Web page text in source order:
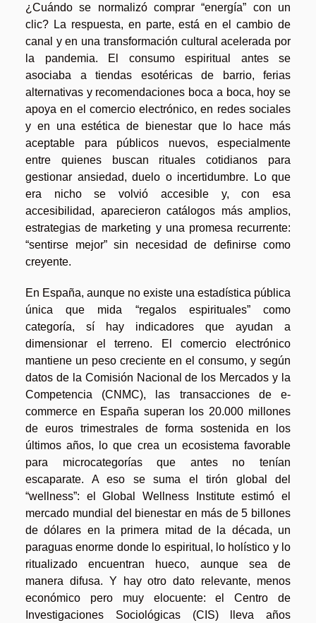
¿Cuándo se normalizó comprar “energía” con un
clic? La respuesta, en parte, está en el cambio de
canal y en una transformación cultural acelerada por
la pandemia. El consumo espiritual antes se
asociaba a tiendas esotéricas de barrio, ferias
alternativas y recomendaciones boca a boca, hoy se
apoya en el comercio electrónico, en redes sociales
y en una estética de bienestar que lo hace más
aceptable para públicos nuevos, especialmente
entre quienes buscan rituales cotidianos para
gestionar ansiedad, duelo o incertidumbre. Lo que
era nicho se volvió accesible y, con esa
accesibilidad, aparecieron catálogos más amplios,
estrategias de marketing y una promesa recurrente:
“sentirse mejor” sin necesidad de definirse como
creyente.
En España, aunque no existe una estadística pública
única que mida “regalos espirituales” como
categoría, sí hay indicadores que ayudan a
dimensionar el terreno. El comercio electrónico
mantiene un peso creciente en el consumo, y según
datos de la Comisión Nacional de los Mercados y la
Competencia (CNMC), las transacciones de e-
commerce en España superan los 20.000 millones
de euros trimestrales de forma sostenida en los
últimos años, lo que crea un ecosistema favorable
para microcategorías que antes no tenían
escaparate. A eso se suma el tirón global del
“wellness”: el Global Wellness Institute estimó el
mercado mundial del bienestar en más de 5 billones
de dólares en la primera mitad de la década, un
paraguas enorme donde lo espiritual, lo holístico y lo
ritualizado encuentran hueco, aunque sea de
manera difusa. Y hay otro dato relevante, menos
económico pero muy elocuente: el Centro de
Investigaciones Sociológicas (CIS) lleva años